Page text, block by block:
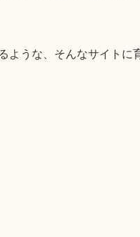
うな、そんなサイトに